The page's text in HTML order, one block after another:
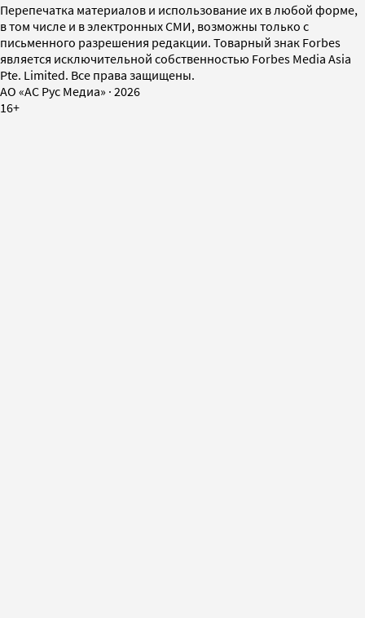
Перепечатка материалов и использование их в любой форме,
в том числе и в электронных СМИ, возможны только с
письменного разрешения редакции. Товарный знак Forbes
является исключительной собственностью Forbes Media Asia
Pte. Limited. Все права защищены.
AO «АС Рус Медиа» · 2026
16+